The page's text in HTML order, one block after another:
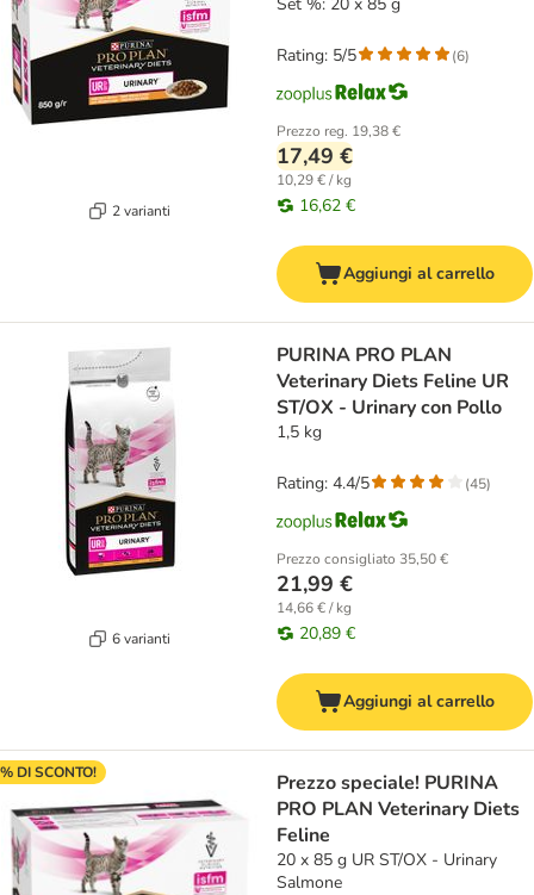
2 varianti
Prezzo reg. 19,38 €
17,49 €
10,29 € / kg
16,62 €
Rating: 5/5 (6)
Aggiungi al carrello
6 varianti
PURINA PRO PLAN
Veterinary Diets Feline UR
ST/OX - Urinary con Pollo
1,5 kg
Prezzo consigliato 35,50 €
21,99 €
14,66 € / kg
20,89 €
Rating: 4.4/5 (45)
Aggiungi al carrello
DI SCONTO!
Prezzo speciale! PURINA
PRO PLAN Veterinary Diets
Feline
20 x 85 g UR ST/OX - Urinary
Salmone